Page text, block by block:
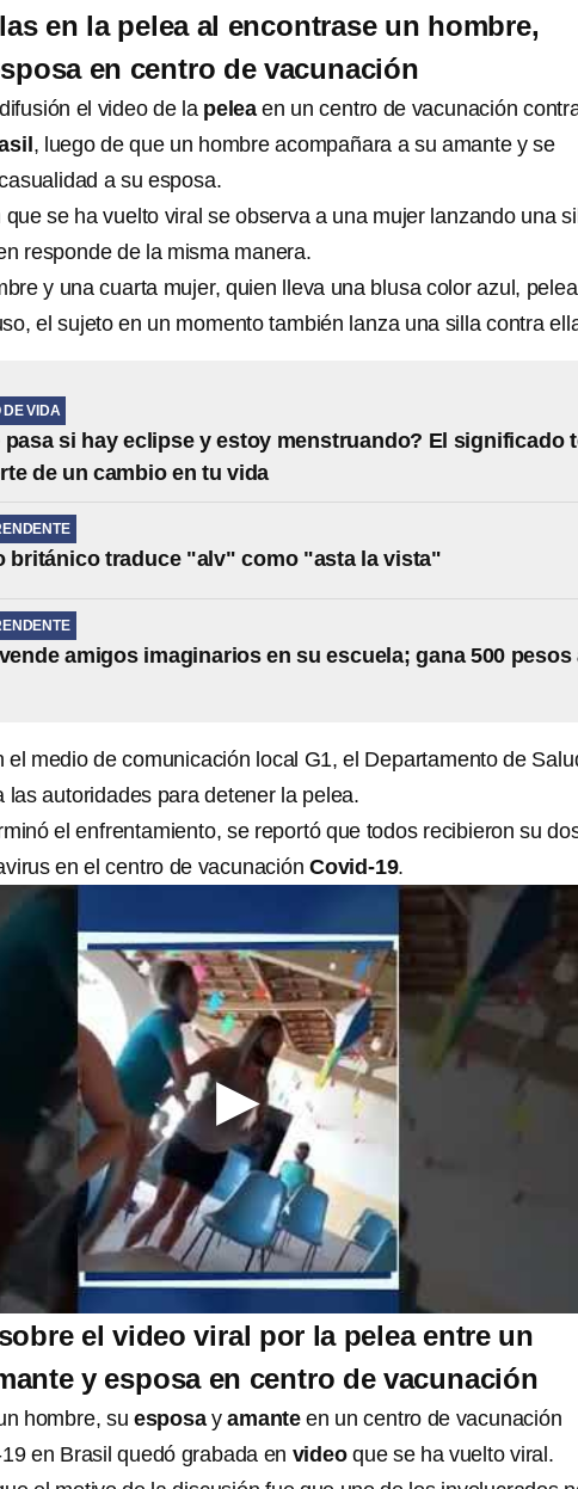
en la pelea al encontrase un hombre,
en centro de vacunación
el video de la pelea en un centro de vacunación
, luego de que un hombre acompañara a su amante y se
a su esposa.
que se ha vuelto viral se observa a una mujer lanzando una
responde de la misma manera.
y una cuarta mujer, quien lleva una blusa color azul,
el sujeto en un momento también lanza una silla contra
DE VIDA
pasa si hay eclipse y estoy menstruando? El significado
de un cambio en tu vida
británico traduce "alv" como "asta la vista"
amigos imaginarios en su escuela; gana 500 pesos
el medio de comunicación local G1, el Departamento de
las autoridades para detener la pelea.
el enfrentamiento, se reportó que todos recibieron su
en el centro de vacunación Covid-19.
el video viral por la pelea entre un
y esposa en centro de vacunación
hombre, su esposayamante en un centro de vacunación
en Brasil quedó grabada en videoque se ha vuelto viral.